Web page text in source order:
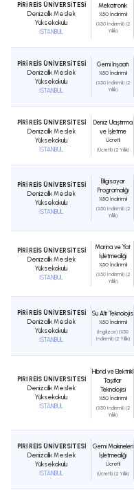
PİRİ REİS ÜNİVERSİTESİ
Denizcilik Meslek
Yüksekokulu
İSTANBUL
Mekatronik
%50 İndirimli
(%50 İndirimli) (2
Yıllık)
PİRİ REİS ÜNİVERSİTESİ
Denizcilik Meslek
Yüksekokulu
İSTANBUL
Gemi İnşaatı
%50 İndirimli
(%50 İndirimli) (2
Yıllık)
PİRİ REİS ÜNİVERSİTESİ
Denizcilik Meslek
Yüksekokulu
İSTANBUL
Deniz Ulaştırma
ve İşletme
Ücretli
(Ücretli) (2 Yıllık)
PİRİ REİS ÜNİVERSİTESİ
Denizcilik Meslek
Yüksekokulu
İSTANBUL
Bilgisayar
Programcılığı
%50 İndirimli
(%50 İndirimli) (2
Yıllık)
PİRİ REİS ÜNİVERSİTESİ
Denizcilik Meslek
Yüksekokulu
İSTANBUL
Marina ve Yat
İşletmeciliği
%50 İndirimli
(%50 İndirimli) (2
Yıllık)
PİRİ REİS ÜNİVERSİTESİ
Denizcilik Meslek
Yüksekokulu
İSTANBUL
Su Altı Teknolojisi
%50 İndirimli
(İngilizce) (%50
İndirimli) (2 Yıllık)
PİRİ REİS ÜNİVERSİTESİ
Denizcilik Meslek
Yüksekokulu
İSTANBUL
Hibrid ve Elektrikli
Taşıtlar
Teknolojisi
%50 İndirimli
(%50 İndirimli) (2
Yıllık)
PİRİ REİS ÜNİVERSİTESİ
Denizcilik Meslek
Yüksekokulu
İSTANBUL
Gemi Makineleri
İşletmeciliği
Ücretli
(Ücretli) (2 Yıllık)